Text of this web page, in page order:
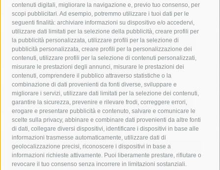
contenuti digitali, migliorare la navigazione e, previo tuo consenso, per
scopi pubblicitari. Ad esempio, potremmo utilizzare i tuoi dati per le
seguenti finalità: archiviare informazioni su dispositivo e/o accedervi,
utilizzare dati limitati per la selezione della pubblicità, creare profili per
la pubblicità personalizzata, utilizzare profili per la selezione di
pubblicità personalizzata, creare profili per la personalizzazione dei
contenuti, utilizzare profili per la selezione di contenuti personalizzati,
misurare le prestazioni degli annunci, misurare le prestazioni dei
contenuti, comprendere il pubblico attraverso statistiche o la
combinazione di dati provenienti da fonti diverse, sviluppare e
migliorare i servizi, utilizzare dati limitati per la selezione dei contenuti,
garantire la sicurezza, prevenire e rilevare frodi, correggere errori,
erogare e presentare pubblicità e contenuto, salvare e comunicare le
scelte sulla privacy, abbinare e combinare dati provenienti da altre fonti
di dati, collegare diversi dispositivi, identificare i dispositivi in base alle
informazioni trasmesse automaticamente, utilizzare dati di
geolocalizzazione precisi, riconoscere i dispositivi in base a
informazioni richieste attivamente. Puoi liberamente prestare, rifiutare o
revocare il tuo consenso senza incorrere in limitazioni sostanziali.
acqua allerta meteo
anas
area marina protetta di punta campanella
arresto
Asl Napoli 3 sud
capitaneria di porto capri
carabinieri
castellammare di stabia
circumvesuviana
comune di sorrento
concerto
contagi
costiera amalfitana
covid-19 eav
elezioni
fondazione sorrento
gori guardia costiera
incidente
lavori
lorenzo balducelli mare
massa lubrense
massimo coppola
Meta napoli
ordinanza
penisola sorrentina
piano di sorrento
polizia municipale
protezione civile
Regione Campania sant'agnello